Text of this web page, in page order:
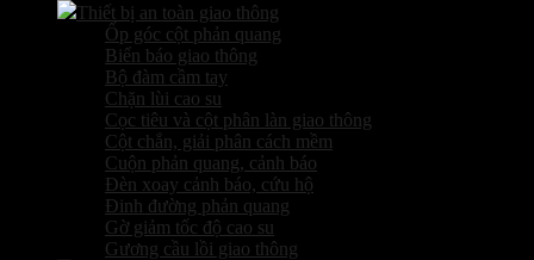
Thiết bị an toàn giao thông
Ốp góc cột phản quang
Biển báo giao thông
Bộ đàm cầm tay
Chặn lùi cao su
Cọc tiêu và cột phân làn giao thông
Cột chắn, giải phân cách mềm
Cuộn phản quang, cảnh báo
Đèn xoay cảnh báo, cứu hộ
Đinh đường phản quang
Gờ giảm tốc độ cao su
Gương cầu lồi giao thông